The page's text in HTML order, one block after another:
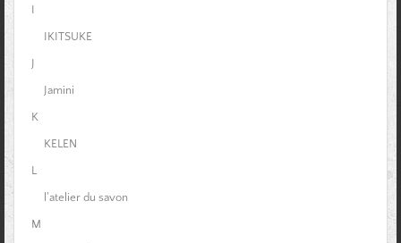
I
IKITSUKE
J
Jamini
K
KELEN
L
l'atelier du savon
M